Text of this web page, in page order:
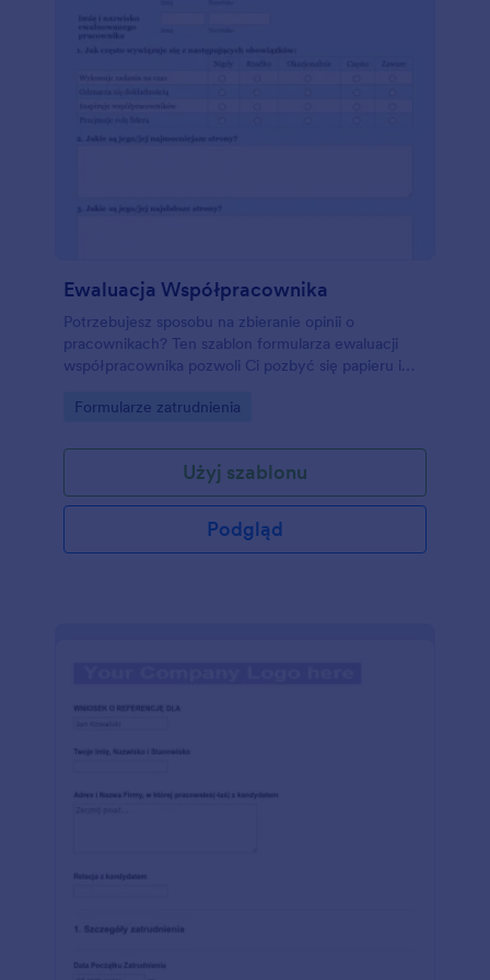
Ewaluacja Współpracownika
Potrzebujesz sposobu na zbieranie opinii o
pracownikach? Ten szablon formularza ewaluacji
współpracownika pozwoli Ci pozbyć się papieru i
Formularz ewaluacji współpracownika zawiera
także umiejętność współpracy. Pracownicy mogą
wprowadzić również własne komentarze.
Go to Category:
Formularze zatrudnienia
Użyj szablonu
Podgląd